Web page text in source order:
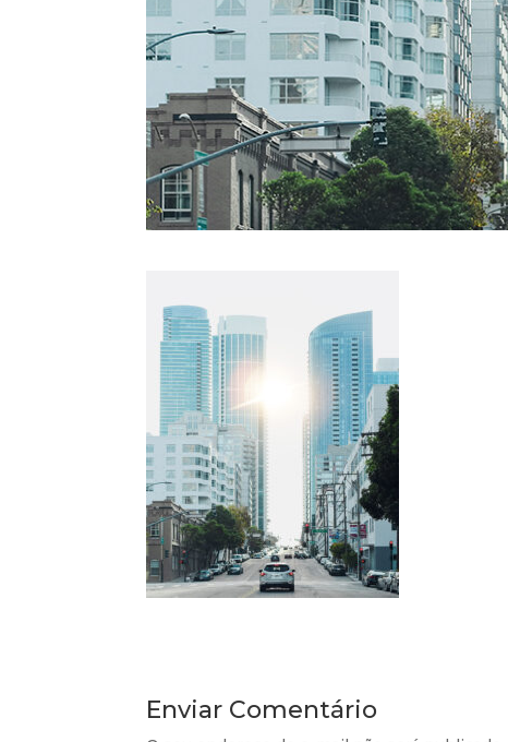
Enviar Comentário